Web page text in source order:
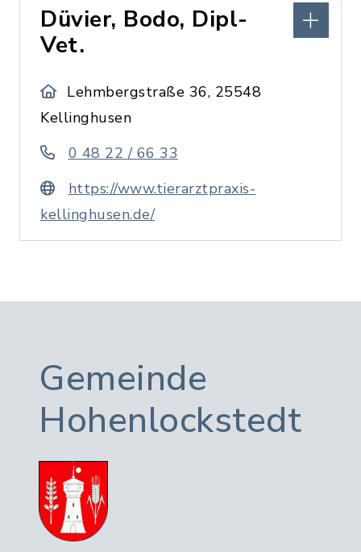
Düvier, Bodo, Dipl-
Vet.
Lehmbergstraße 36, 25548
Kellinghusen
0 48 22 / 66 33
https://www.tierarztpraxis-
kellinghusen.de/
Gemeinde
Hohenlockstedt